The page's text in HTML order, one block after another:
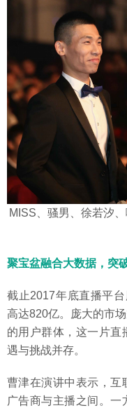
MISS、骚男、徐若汐
聚宝盆融合大数据，突
截止2017年底直播平
高达820亿。庞大的市
的用户群体，这一片直
遇与挑战并存。
曹津在演讲中表示，互
广告商与主播之间。